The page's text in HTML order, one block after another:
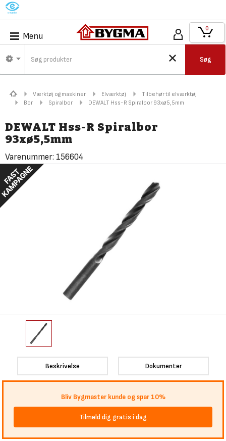
M
Menu
Søg
0
Værktøj og maskiner Elværktøj
Tilbehør til elværktøj
Bor
Spiralbor DEWALT Hss-R Spiralbor 93xø5,5mm
DEWALT Hss-R Spiralbor
93xø5,5mm
Varenummer: 156604
Beskrivelse Dokumenter
Bliv Bygmaster kunde og spar 10%
Tilmeld dig gratis i dag